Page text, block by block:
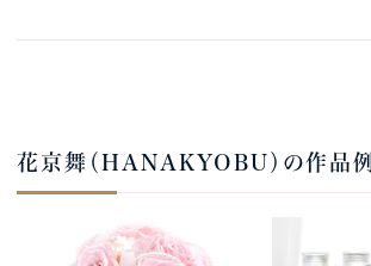
花京舞（HANAKYOBU）の作品例